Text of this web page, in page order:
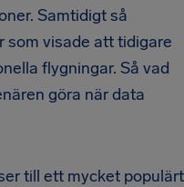
Samtidigt så
som visade att tidigare
flygningar. Så vad
göra när data
till ett mycket populärt